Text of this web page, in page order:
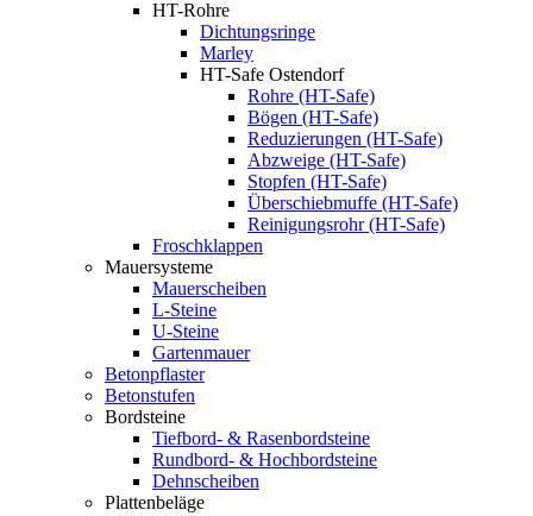
HT-Rohre
Dichtungsringe
Marley
HT-Safe Ostendorf
Rohre (HT-Safe)
Bögen (HT-Safe)
Reduzierungen (HT-Safe)
Abzweige (HT-Safe)
Stopfen (HT-Safe)
Überschiebmuffe (HT-Safe)
Reinigungsrohr (HT-Safe)
Froschklappen
Mauersysteme
Mauerscheiben
L-Steine
U-Steine
Gartenmauer
Betonpflaster
Betonstufen
Bordsteine
Tiefbord- & Rasenbordsteine
Rundbord- & Hochbordsteine
Dehnscheiben
Plattenbeläge